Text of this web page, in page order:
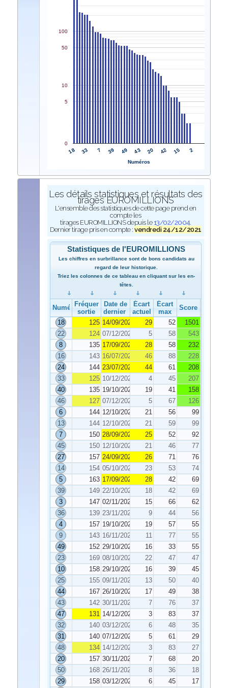
18 33 7 39 49 43 20 42 15 2
0
5
10
50
100
Numéros
Les détails statistiques et résultats des
tirages EUROMILLIONS
L'ensemble des statistiques de cette page prend en
compte les
tirages EUROMILLIONS depuis le 13/02/2004.
Dernier tirage pris en compte :vendredi 24/12/2021
Statistiques de l'EUROMILLIONS
Les chiffres en surbrillance sont de bons candidats au
regard de leur historique.
Triez les colonnes de ce tableau en cliquant sur les en-
têtes.
NuméroFréquence de
sortie
Date de
dernier tirage
Écart
actuel
Écart
max
Score
18
125 14/09/2021 29 52
1501
22
124 07/12/2021 5 58
543
8
135 17/09/2021 28 58
232
16
143 16/07/2021 46 88
228
24
144 23/07/2021 44 61
208
33
125 10/12/2021 4 45
207
40
135 19/10/2021 19 41
158
46
127 07/12/2021 5 67
126
6
144 12/10/2021 21 56
99
13
144 12/10/2021 21 59
99
7
150 28/09/2021 25 52
92
45
150 12/10/2021 21 46
77
27
157 24/09/2021 26 71
76
14
154 05/10/2021 23 53
74
5
163 17/09/2021 28 42
69
39
149 22/10/2021 18 42
69
3
147 02/11/2021 15 66
62
36
139 23/11/2021 9 44
56
4
157 19/10/2021 19 57
55
9
143 16/11/2021 11 77
55
49
152 29/10/2021 16 33
55
23
169 08/10/2021 22 47
47
10
158 29/10/2021 16 39
45
25
155 09/11/2021 13 50
40
44
167 26/10/2021 17 49
38
43
142 30/11/2021 7 76
37
47
131 14/12/2021 3 83
37
32
140 03/12/2021 6 48
35
31
140 07/12/2021 5 61
29
48
134 14/12/2021 3 83
27
20
157 30/11/2021 7 68
20
50
168 26/11/2021 8 36
18
29
158 03/12/2021 6 45
17